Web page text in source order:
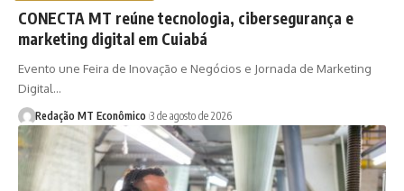
CONECTA MT reúne tecnologia, cibersegurança e
marketing digital em Cuiabá
Evento une Feira de Inovação e Negócios e Jornada de Marketing
Digital…
Redação MT Econômico 3 de agosto de 2026